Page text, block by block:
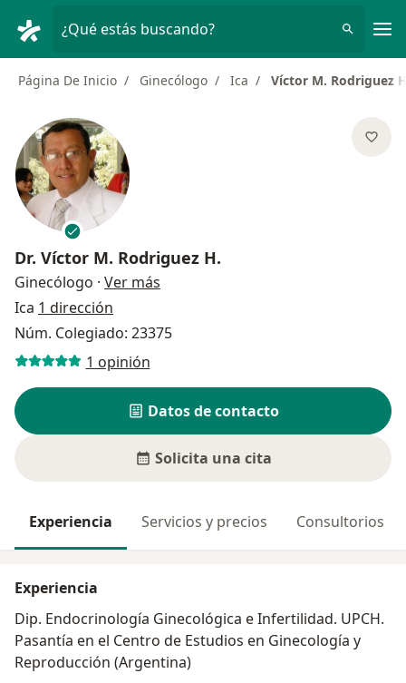
¿Qué estás buscando?
Página De Inicio Ginecólogo Ica Víctor M. Rodriguez
Dr. Víctor M. Rodriguez H.
Ginecólogo · Ver más
Ica 1 dirección
Núm. Colegiado: 23375
1 opinión
Datos de contacto
Solicita una cita
Experiencia Servicios y precios Consultorios
Experiencia
Dip. Endocrinología Ginecológica e Infertilidad. UPCH.
Pasantía en el Centro de Estudios en Ginecología y
Reproducción (Argentina)